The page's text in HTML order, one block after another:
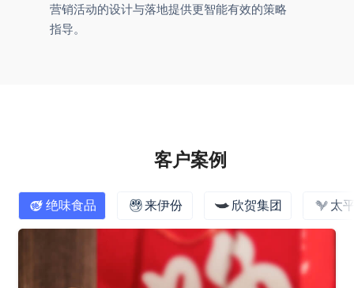
营销活动的设计与落地提供更智能有效的策略
指导。
客户案例
绝味食品 来伊份 欣贺集团 太